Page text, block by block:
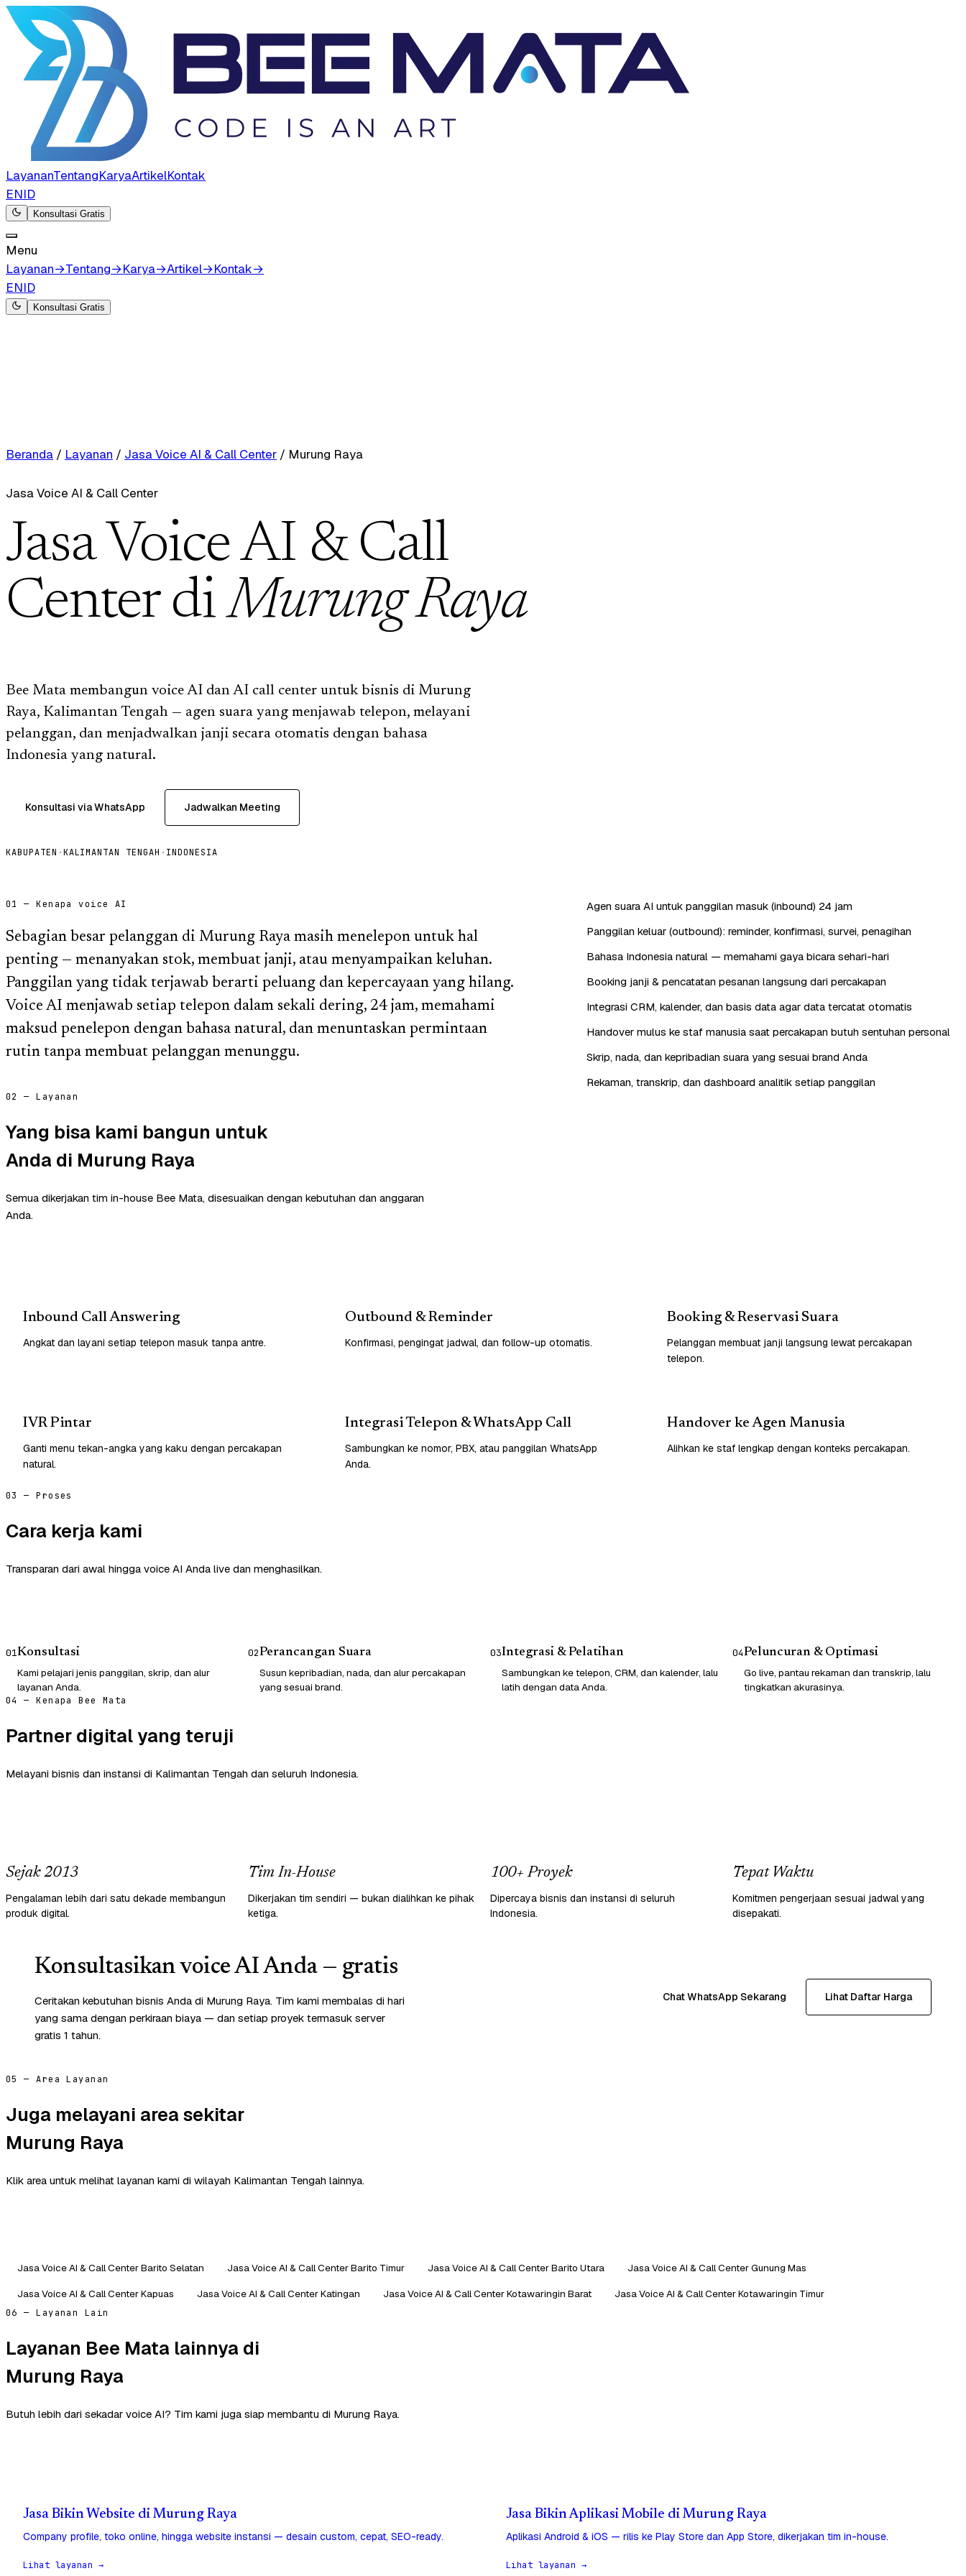
LayananTentangKaryaArtikelKontak
ENID
Konsultasi Gratis
Menu
Layanan→Tentang→Karya→Artikel→Kontak→
ENID
Konsultasi Gratis
Beranda / Layanan / Jasa Voice AI & Call Center / Murung Raya
Jasa Voice AI & Call Center
Jasa Voice AI & Call
Center diMurung Raya
Bee Mata membangun voice AI dan AI call center untuk bisnis di Murung
Raya, Kalimantan Tengah — agen suara yang menjawab telepon, melayani
pelanggan, dan menjadwalkan janji secara otomatis dengan bahasa
Indonesia yang natural.
Konsultasi via WhatsApp Jadwalkan Meeting
KABUPATEN ·KALIMANTAN TENGAH · INDONESIA
01 — Kenapa voice AI
Sebagian besar pelanggan di Murung Raya masih menelepon untuk hal
penting — menanyakan stok, membuat janji, atau menyampaikan keluhan.
Panggilan yang tidak terjawab berarti peluang dan kepercayaan yang hilang.
Voice AI menjawab setiap telepon dalam sekali dering, 24 jam, memahami
maksud penelepon dengan bahasa natural, dan menuntaskan permintaan
rutin tanpa membuat pelanggan menunggu.
Agen suara AI untuk panggilan masuk (inbound) 24 jam
Panggilan keluar (outbound): reminder, konfirmasi, survei, penagihan
Bahasa Indonesia natural — memahami gaya bicara sehari-hari
Booking janji & pencatatan pesanan langsung dari percakapan
Integrasi CRM, kalender, dan basis data agar data tercatat otomatis
Handover mulus ke staf manusia saat percakapan butuh sentuhan personal
Skrip, nada, dan kepribadian suara yang sesuai brand Anda
Rekaman, transkrip, dan dashboard analitik setiap panggilan
02 — Layanan
Yang bisa kami bangun untuk
Anda di Murung Raya
Semua dikerjakan tim in-house Bee Mata, disesuaikan dengan kebutuhan dan anggaran
Anda.
Inbound Call Answering
Angkat dan layani setiap telepon masuk tanpa antre.
Outbound & Reminder
Konfirmasi, pengingat jadwal, dan follow-up otomatis.
Booking & Reservasi Suara
Pelanggan membuat janji langsung lewat percakapan
telepon.
IVR Pintar
Ganti menu tekan-angka yang kaku dengan percakapan
natural.
Integrasi Telepon & WhatsApp Call
Sambungkan ke nomor, PBX, atau panggilan WhatsApp
Anda.
Handover ke Agen Manusia
Alihkan ke staf lengkap dengan konteks percakapan.
03 — Proses
Cara kerja kami
Transparan dari awal hingga voice AI Anda live dan menghasilkan.
01Konsultasi
Kami pelajari jenis panggilan, skrip, dan alur
layanan Anda.
02Perancangan Suara
Susun kepribadian, nada, dan alur percakapan
yang sesuai brand.
03Integrasi & Pelatihan
Sambungkan ke telepon, CRM, dan kalender, lalu
latih dengan data Anda.
04Peluncuran & Optimasi
Go live, pantau rekaman dan transkrip, lalu
tingkatkan akurasinya.
04 — Kenapa Bee Mata
Partner digital yang teruji
Melayani bisnis dan instansi di Kalimantan Tengah dan seluruh Indonesia.
Sejak 2013
Pengalaman lebih dari satu dekade membangun
produk digital.
Tim In-House
Dikerjakan tim sendiri — bukan dialihkan ke pihak
ketiga.
100+ Proyek
Dipercaya bisnis dan instansi di seluruh
Indonesia.
Tepat Waktu
Komitmen pengerjaan sesuai jadwal yang
disepakati.
Konsultasikan voice AI Anda — gratis
Ceritakan kebutuhan bisnis Anda di Murung Raya. Tim kami membalas di hari
yang sama dengan perkiraan biaya — dan setiap proyek termasuk server
gratis 1 tahun.
Chat WhatsApp Sekarang Lihat Daftar Harga
05 — Area Layanan
Juga melayani area sekitar
Murung Raya
Klik area untuk melihat layanan kami di wilayah Kalimantan Tengah lainnya.
Jasa Voice AI & Call Center Barito Selatan Jasa Voice AI & Call Center Barito Timur Jasa Voice AI & Call Center Barito Utara
Jasa Voice AI & Call Center Gunung Mas
Jasa Voice AI & Call Center Kapuas
Jasa Voice AI & Call Center Katingan Jasa Voice AI & Call Center Kotawaringin Barat Jasa Voice AI & Call Center Kotawaringin Timur
06 — Layanan Lain
Layanan Bee Mata lainnya di
Murung Raya
Butuh lebih dari sekadar voice AI? Tim kami juga siap membantu di Murung Raya.
Jasa Bikin Website di Murung Raya
Company profile, toko online, hingga website instansi — desain custom, cepat, SEO-ready.
Lihat layanan →
Jasa Bikin Aplikasi Mobile di Murung Raya
Aplikasi Android & iOS — rilis ke Play Store dan App Store, dikerjakan tim in-house.
Lihat layanan →